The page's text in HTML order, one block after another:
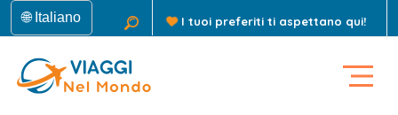
🌐 Italiano I tuoi preferiti ti aspettano qui!